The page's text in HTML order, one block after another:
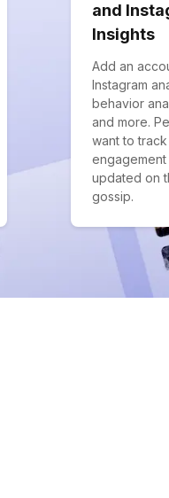
and
Insights
Add an
Instagram
behavior
and more.
want to track
updated on
gossip.